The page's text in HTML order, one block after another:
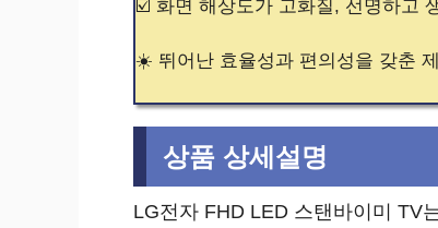
☑️ 화면 해상도가 고화질, 선명하고
☀️ 뛰어난 효율성과 편의성을 갖춘
상품 상세설명
LG전자 FHD LED 스탠바이미 TV